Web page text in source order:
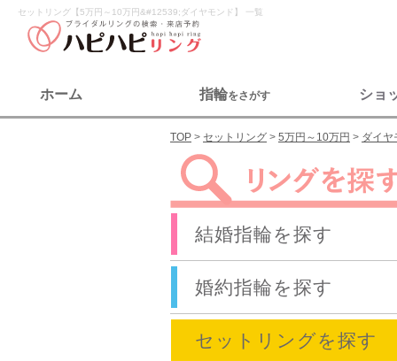
セットリング【5万円～10万円&#12539;ダイヤモンド】 一覧
ホーム 指輪をさがす ショ
TOP セットリング 5万円～10万円 ダイヤ
結婚指輪を探す
婚約指輪を探す
セットリングを探す